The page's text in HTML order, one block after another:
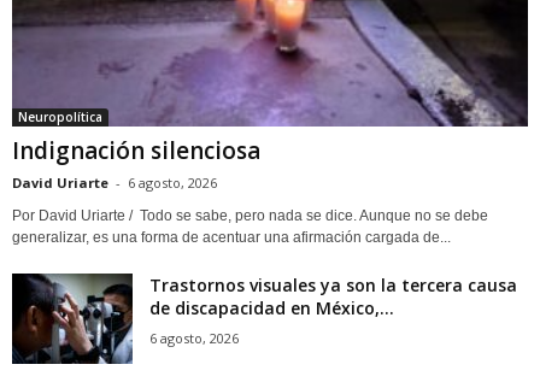
Neuropolítica
Indignación silenciosa
David Uriarte - 6 agosto, 2026
Por David Uriarte / Todo se sabe, pero nada se dice. Aunque no se debe
generalizar, es una forma de acentuar una afirmación cargada de...
Trastornos visuales ya son la tercera causa
de discapacidad en México,...
6 agosto, 2026